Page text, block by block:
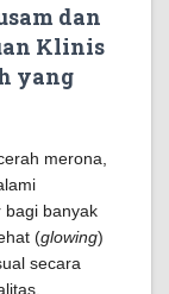
dan
Klinis
yang
merona,
bagi banyak
(glowing)
secara